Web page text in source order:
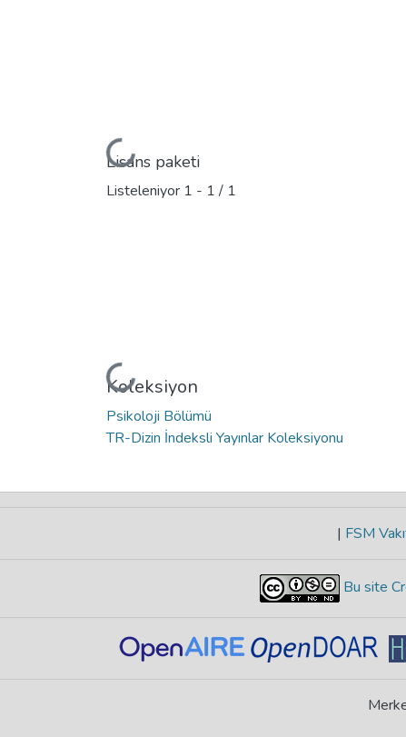
Yükleniyor...
Lisans paketi
Listeleniyor 1 - 1 / 1
Yükleniyor...
Koleksiyon
Psikoloji Bölümü
TR-Dizin İndeksli Yayınlar Koleksiyonu
| FSM
Bu site